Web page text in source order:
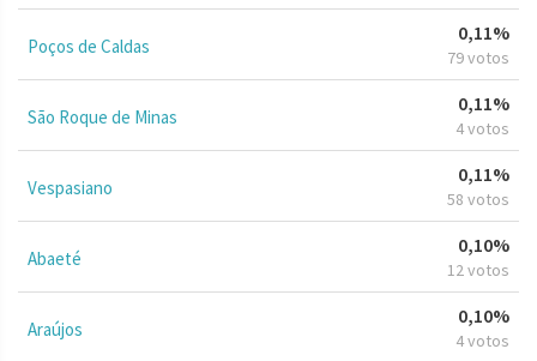
Poços de Caldas
0,11%
79 votos
São Roque de Minas
0,11%
4 votos
Vespasiano
0,11%
58 votos
Abaeté
0,10%
12 votos
Araújos
0,10%
4 votos